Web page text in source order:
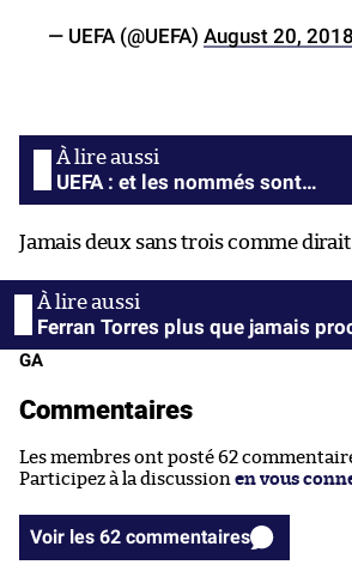
— UEFA (@UEFA) August 20, 2018
UEFA : et les nommés sont…
Jamais deux sans trois comme dirait
Ferran Torres plus que jamais
GA
Commentaires
Les membres ont posté 62
Participez à la discussion en vous
Voir les 62 commentaires